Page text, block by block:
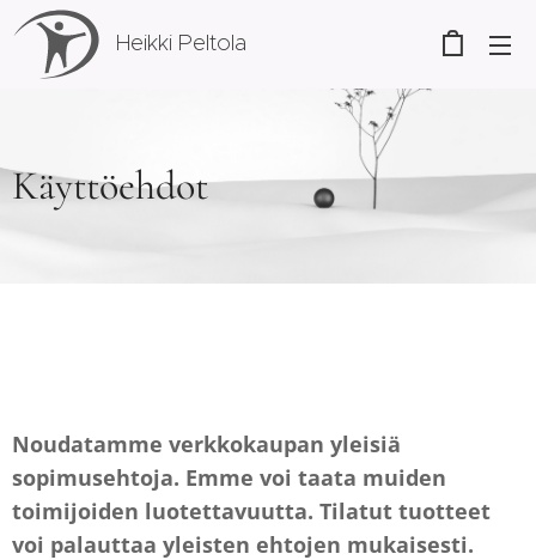
Heikki Peltola
Käyttöehdot
Noudatamme verkkokaupan yleisiä
sopimusehtoja. Emme voi taata muiden
toimijoiden luotettavuutta. Tilatut tuotteet
voi palauttaa yleisten ehtojen mukaisesti.